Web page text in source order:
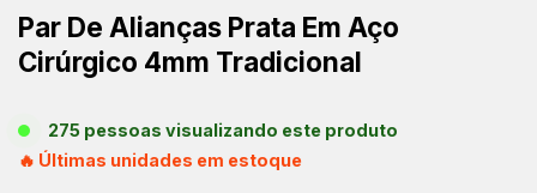
Par De Alianças Prata Em Aço
Cirúrgico 4mm Tradicional
275 pessoas visualizando este produto
🔥 Últimas unidades em estoque